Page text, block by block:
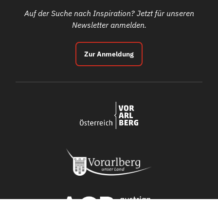
Auf der Suche nach Inspiration? Jetzt für unseren
Newsletter anmelden.
Zur Anmeldung